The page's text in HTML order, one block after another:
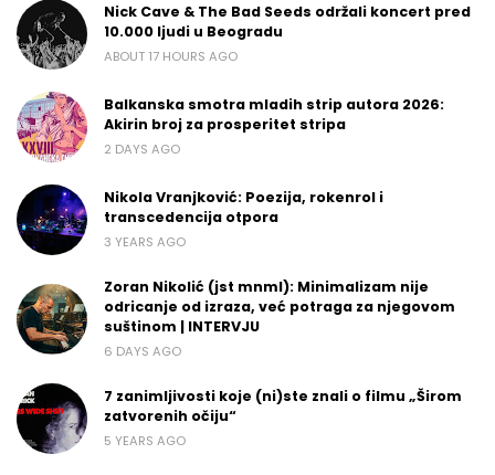
Nick Cave & The Bad Seeds održali koncert pred
10.000 ljudi u Beogradu
ABOUT 17 HOURS AGO
Balkanska smotra mladih strip autora 2026:
Akirin broj za prosperitet stripa
2 DAYS AGO
Nikola Vranjković: Poezija, rokenrol i
transcedencija otpora
3 YEARS AGO
Zoran Nikolić (jst mnml): Minimalizam nije
odricanje od izraza, već potraga za njegovom
suštinom | INTERVJU
6 DAYS AGO
7 zanimljivosti koje (ni)ste znali o filmu „Širom
zatvorenih očiju“
5 YEARS AGO